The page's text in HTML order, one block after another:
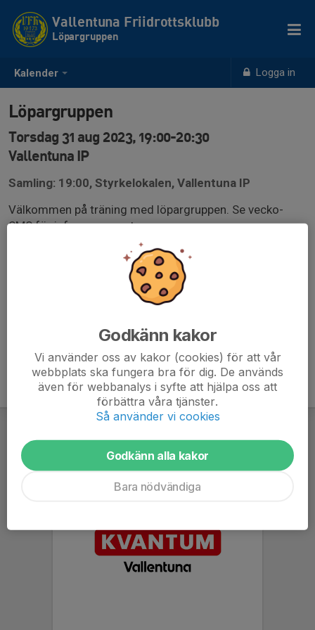
Kalender Logga in
Vallentuna Friidrottsklubb
Löpargruppen
Löpargruppen
Torsdag 31 aug 2023, 19:00-20:30
Vallentuna IP
Samling: 19:00, Styrkelokalen, Vallentuna IP
Välkommen på träning med löpargruppen. Se vecko-
SMS för info om passet.
Godkänn kakor
Vi använder oss av kakor (cookies) för att vår
webbplats ska fungera bra för dig. De används
även för webbanalys i syfte att hjälpa oss att
förbättra våra tjänster.
Så använder vi cookies
Godkänn alla kakor
Bara nödvändiga